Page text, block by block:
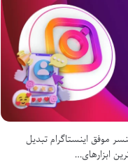
اینفلوئنسر موفق اینستاگرام تبدیل
ابزارهای…